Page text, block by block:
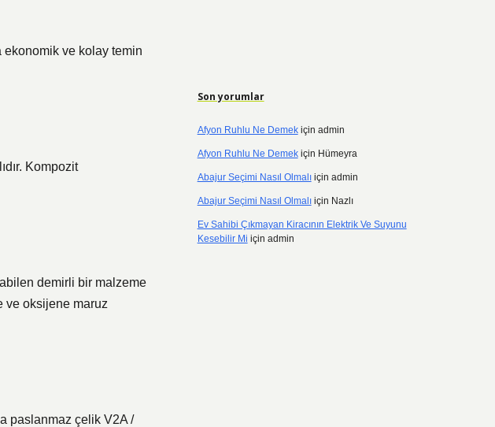
ekonomik ve kolay temin
Kompozit
demirli bir malzeme
ve oksijene maruz
paslanmaz çelik V2A /
Son yorumlar
Afyon Ruhlu Ne Demekiçin admin
Afyon Ruhlu Ne Demekiçin Hümeyra
Abajur Seçimi Nasıl Olmalıiçin admin
Abajur Seçimi Nasıl Olmalıiçin Nazlı
Ev Sahibi Çıkmayan Kiracının Elektrik Ve Suyunu
Kesebilir Mi için admin